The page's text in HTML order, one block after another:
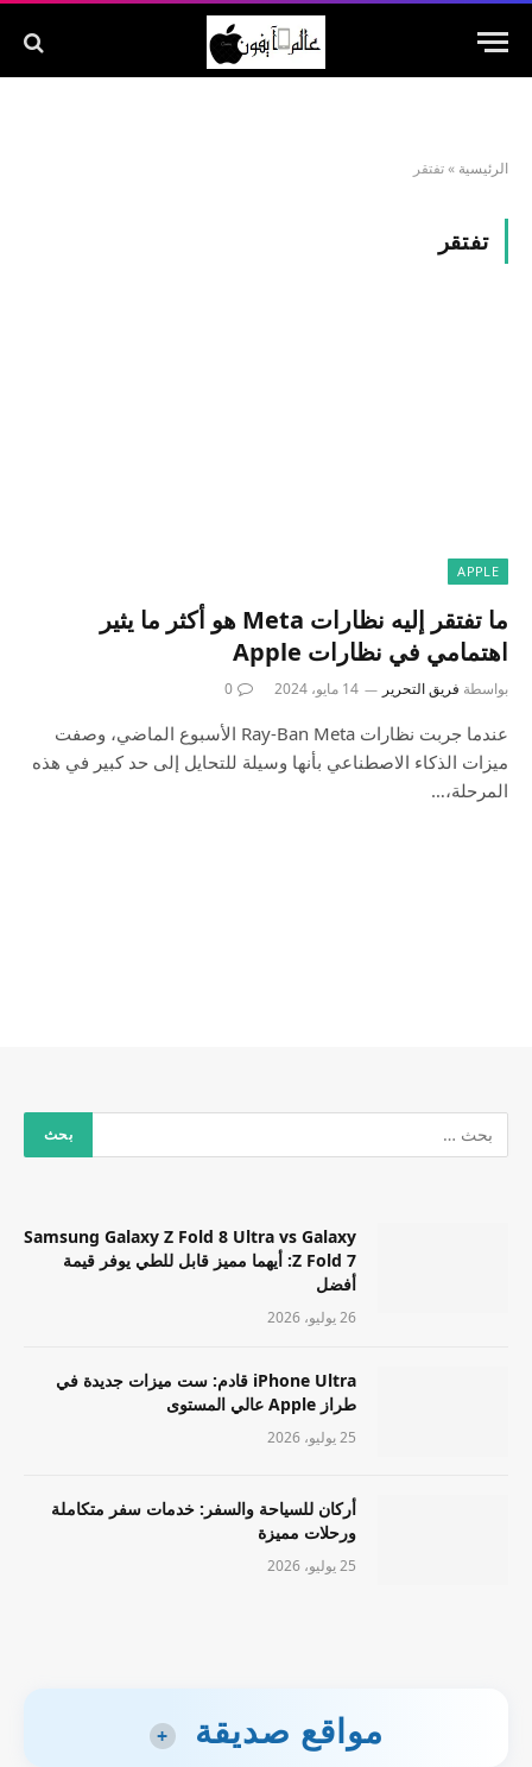
الرئيسية »تفتقر
تفتقر
APPLE
ما تفتقر إليه نظارات Meta هو أكثر ما يثير
اهتمامي في نظارات Apple
بواسطة فريق التحرير 14 مايو، 2024 0
عندما جربت نظارات Ray-Ban Meta الأسبوع الماضي، وصفت
ميزات الذكاء الاصطناعي بأنها وسيلة للتحايل إلى حد كبير في هذه
المرحلة،…
Samsung Galaxy Z Fold 8 Ultra vs Galaxy
Z Fold 7: أيهما مميز قابل للطي يوفر قيمة
أفضل
26 يوليو، 2026
iPhone Ultra قادم: ست ميزات جديدة في
طراز Apple عالي المستوى
25 يوليو، 2026
أركان للسياحة والسفر: خدمات سفر متكاملة
ورحلات مميزة
25 يوليو، 2026
مواقع صديقة +